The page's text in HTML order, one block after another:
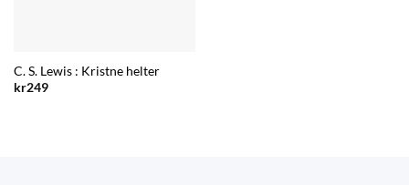
C. S. Lewis : Kristne helter
kr249